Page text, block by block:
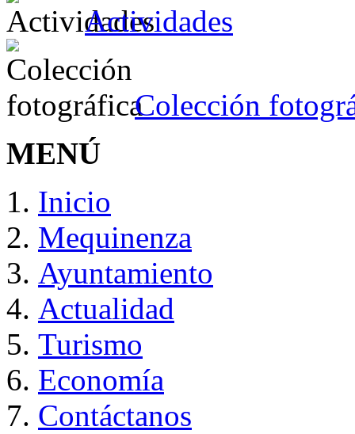
Actividades
Colección
MENÚ
Inicio
Mequinenza
Ayuntamiento
Actualidad
Turismo
Economía
Contáctanos